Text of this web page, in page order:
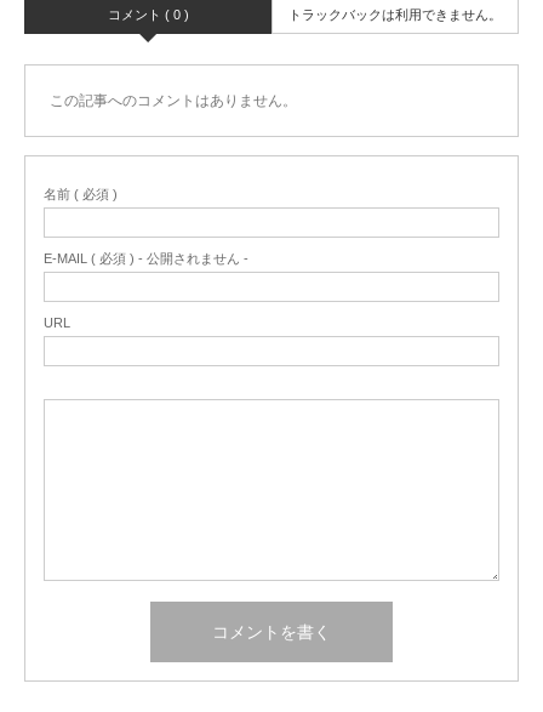
コメント ( 0 ) トラックバックは利用できません。
この記事へのコメントはありません。
名前 ( 必須 )
E-MAIL ( 必須 ) - 公開されません -
URL